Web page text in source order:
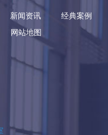
新闻资讯
经典案例
网站地图